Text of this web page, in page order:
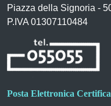
Piazza della Signoria -
P.IVA 01307110484
Posta Elettronica